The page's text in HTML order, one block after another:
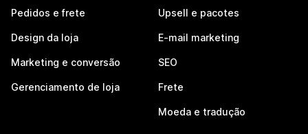
Pedidos e frete
Design da loja
Marketing e conversão
Gerenciamento de loja
Upsell e pacotes
E-mail marketing
SEO
Frete
Moeda e tradução